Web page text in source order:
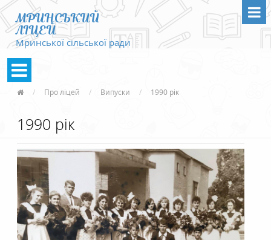
МРИНСЬКИЙ
ЛІЦЕЙ
Мринської сільської ради
Про ліцей Випуски 1990 рік
1990 рік